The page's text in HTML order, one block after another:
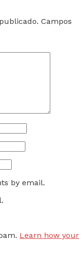
Campos
by email.
Learn how your